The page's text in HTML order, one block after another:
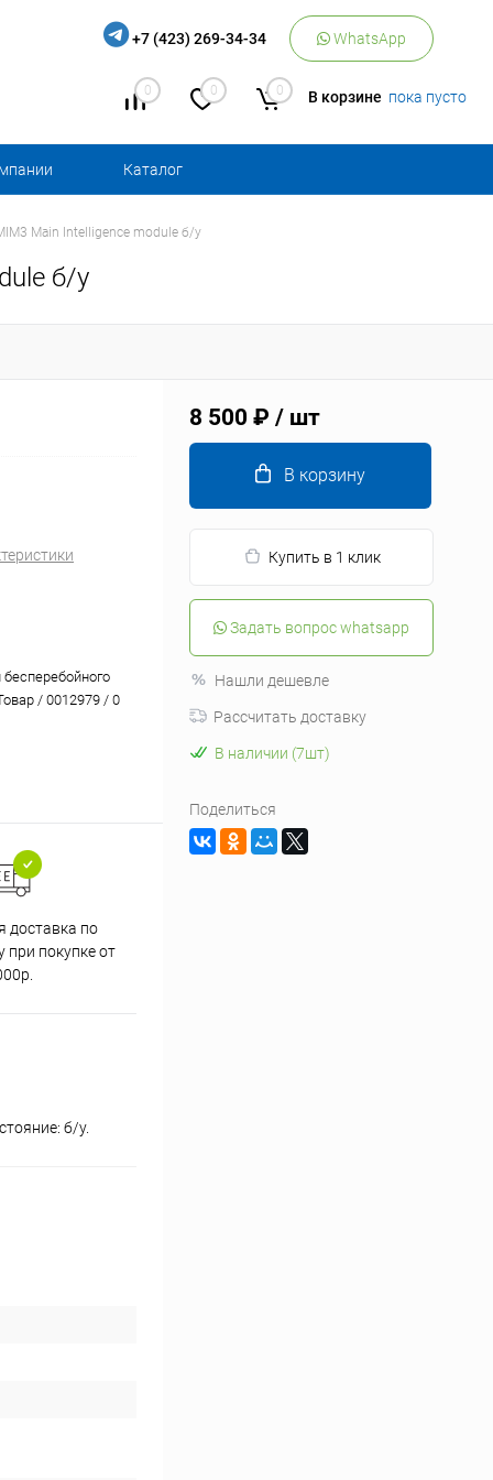
+7 (423) 269-34-34 WhatsApp
0 0 0 В корзине пока пусто
Каталог
Main Intelligence module б/у
б/у
/ 0012979 / 0
доставка по
при покупке от
б/у.
8 500 ₽ / шт
В корзину
Купить в 1 клик
Задать вопрос whatsapp
Нашли дешевле
Рассчитать доставку
В наличии (7шт)
Поделиться